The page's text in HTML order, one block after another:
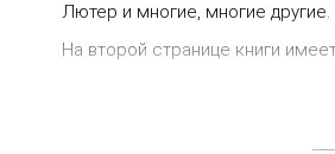
Лютер и многие, многие другие.
На второй странице книги